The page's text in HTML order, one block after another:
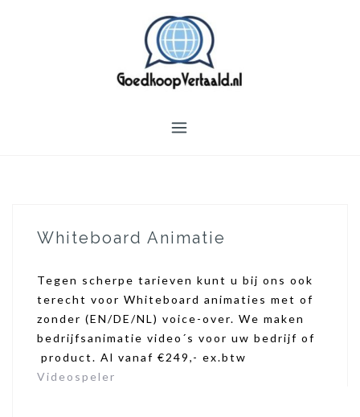
Whiteboard Animatie
Tegen scherpe tarieven kunt u bij ons ook
terecht voor Whiteboard animaties met of
zonder (EN/DE/NL) voice-over. We maken
bedrijfsanimatie video´s voor uw bedrijf of
product. Al vanaf €249,- ex.btw
Videospeler